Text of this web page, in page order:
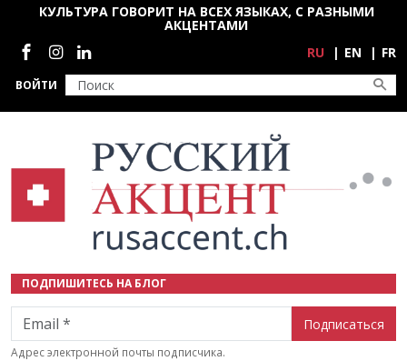
Перейти к основному содержанию
ВОЙТИ
КУЛЬТУРА ГОВОРИТ НА ВСЕХ ЯЗЫКАХ, С РАЗНЫМИ
АКЦЕНТАМИ
Социальные сети
RU EN FR
ПОДПИШИТЕСЬ НА БЛОГ
Email
Адрес электронной почты подписчика.